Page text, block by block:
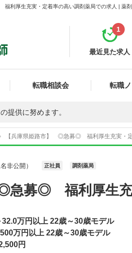
厚生充実・定着率の高い調剤薬局での求人 | 薬剤
最近見た求人
1
転職相談会 転職
提供に努めます。
【兵庫県姫路市】 ◎急募◎ 福利厚生充実・定
非公開） 正社員 調剤薬局
急募◎ 福利厚生充
32.0万円以上 22歳～30歳モデル
万円以上 22歳～30歳モデル
円